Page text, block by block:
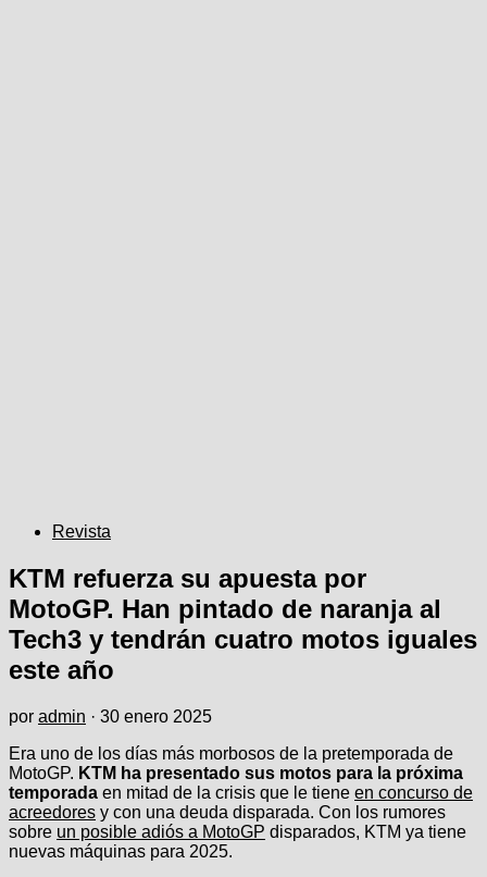
Revista
KTM refuerza su apuesta por
MotoGP. Han pintado de naranja al
Tech3 y tendrán cuatro motos iguales
este año
por admin · 30 enero 2025
Era uno de los días más morbosos de la pretemporada de
MotoGP. KTM ha presentado sus motos para la próxima
temporada en mitad de la crisis que le tiene en concurso de
acreedores y con una deuda disparada. Con los rumores
sobre un posible adiós a MotoGP disparados, KTM ya tiene
nuevas máquinas para 2025.